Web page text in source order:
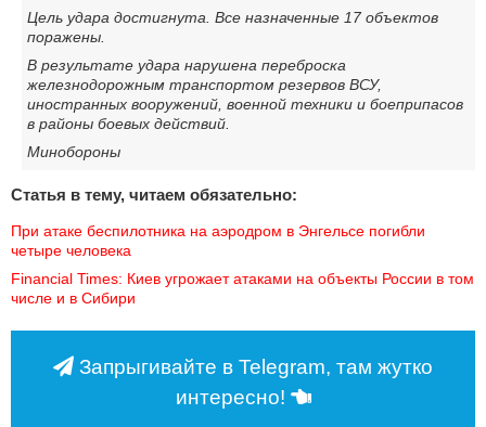
Цель удара достигнута. Все назначенные 17 объектов
поражены.
В результате удара нарушена переброска
железнодорожным транспортом резервов ВСУ,
иностранных вооружений, военной техники и боеприпасов
в районы боевых действий.
Минобороны
Статья в тему, читаем обязательно:
При атаке беспилотника на аэродром в Энгельсе погибли
четыре человека
Financial Times: Киев угрожает атаками на объекты России в том
числе и в Сибири
Запрыгивайте в Telegram, там жутко
интересно!